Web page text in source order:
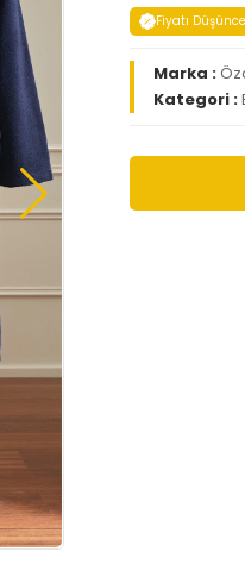
Fiyatı
Marka :
Kategori :